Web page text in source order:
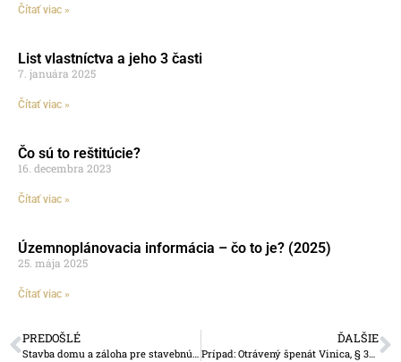
Čítať viac »
List vlastníctva a jeho 3 časti
7. januára 2025
Čítať viac »
Čo sú to reštitúcie?
16. decembra 2023
Čítať viac »
Územnoplánovacia informácia – čo to je? (2025)
25. mája 2025
Čítať viac »
PREDOŠLÉ
Stavba domu a záloha pre stavebnú firmu – buďte opatrní!
ĎALŠIE
Prípad: Otrávený špenát Vinica, § 363 a alibizmus úradov